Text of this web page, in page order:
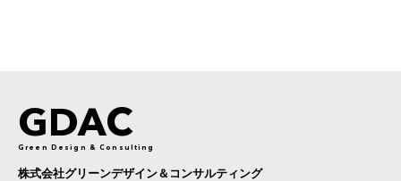
GDAC
Green Design & Consulting
株式会社グリーンデザイン＆コンサルティング